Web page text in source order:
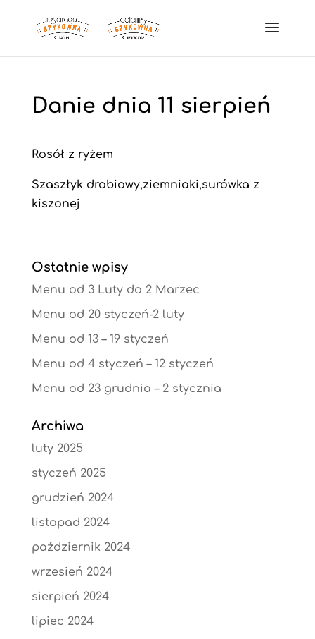
Danie dnia 11 sierpień
Rosół z ryżem
Szaszłyk drobiowy,ziemniaki,surówka z
kiszonej
Ostatnie wpisy
Menu od 3 Luty do 2 Marzec
Menu od 20 styczeń-2 luty
Menu od 13 – 19 styczeń
Menu od 4 styczeń – 12 styczeń
Menu od 23 grudnia – 2 stycznia
Archiwa
luty 2025
styczeń 2025
grudzień 2024
listopad 2024
październik 2024
wrzesień 2024
sierpień 2024
lipiec 2024